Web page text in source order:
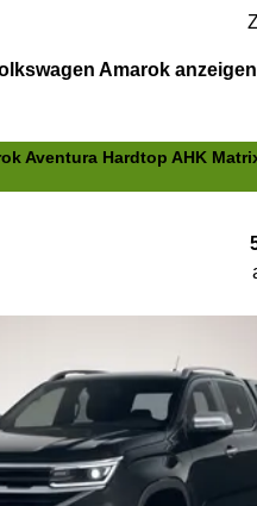
Amarok anzeigen
Aventura Hardtop AHK